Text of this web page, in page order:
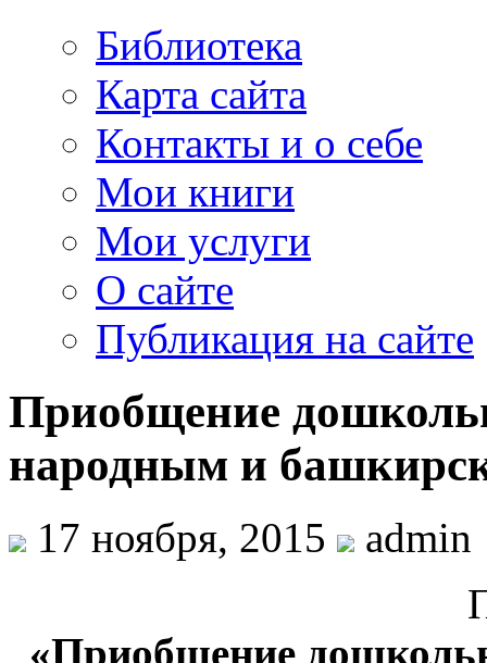
Библиотека
Карта сайта
Контакты и о себе
Мои книги
Мои услуги
О сайте
Публикация на сайте
Приобщение
народным и
17 ноября, 2015
admin
«Приобщение